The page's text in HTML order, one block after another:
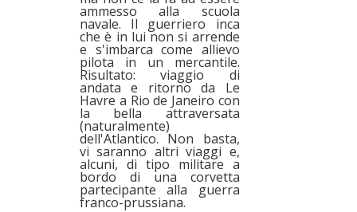
ammesso alla scuola
navale. Il guerriero inca
che è in lui non si arrende
e s'imbarca come allievo
pilota in un mercantile.
Risultato: viaggio di
andata e ritorno da Le
Havre a Rio de Janeiro con
la bella attraversata
(naturalmente)
dell'Atlantico. Non basta,
vi saranno altri viaggi e,
alcuni, di tipo militare a
bordo di una corvetta
partecipante alla guerra
franco-prussiana.